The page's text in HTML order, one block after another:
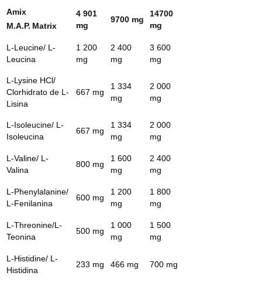
Amix
M.A.P. Matrix
4 901
mg
9700 mg
14700
mg
L-Leucine/ L-
Leucina
1 200
mg
2 400
mg
3 600
mg
L-Lysine HCl/
Clorhidrato de L-
Lisina
667 mg
1 334
mg
2 000
mg
L-Isoleucine/ L-
Isoleucina
667 mg
1 334
mg
2 000
mg
L-Valine/ L-
Valina
800 mg
1 600
mg
2 400
mg
L-Phenylalanine/
L-Fenilanina
600 mg
1 200
mg
1 800
mg
L-Threonine/L-
Teonina
500 mg
1 000
mg
1 500
mg
L-Histidine/ L-
Histidina
233 mg 466 mg 700 mg